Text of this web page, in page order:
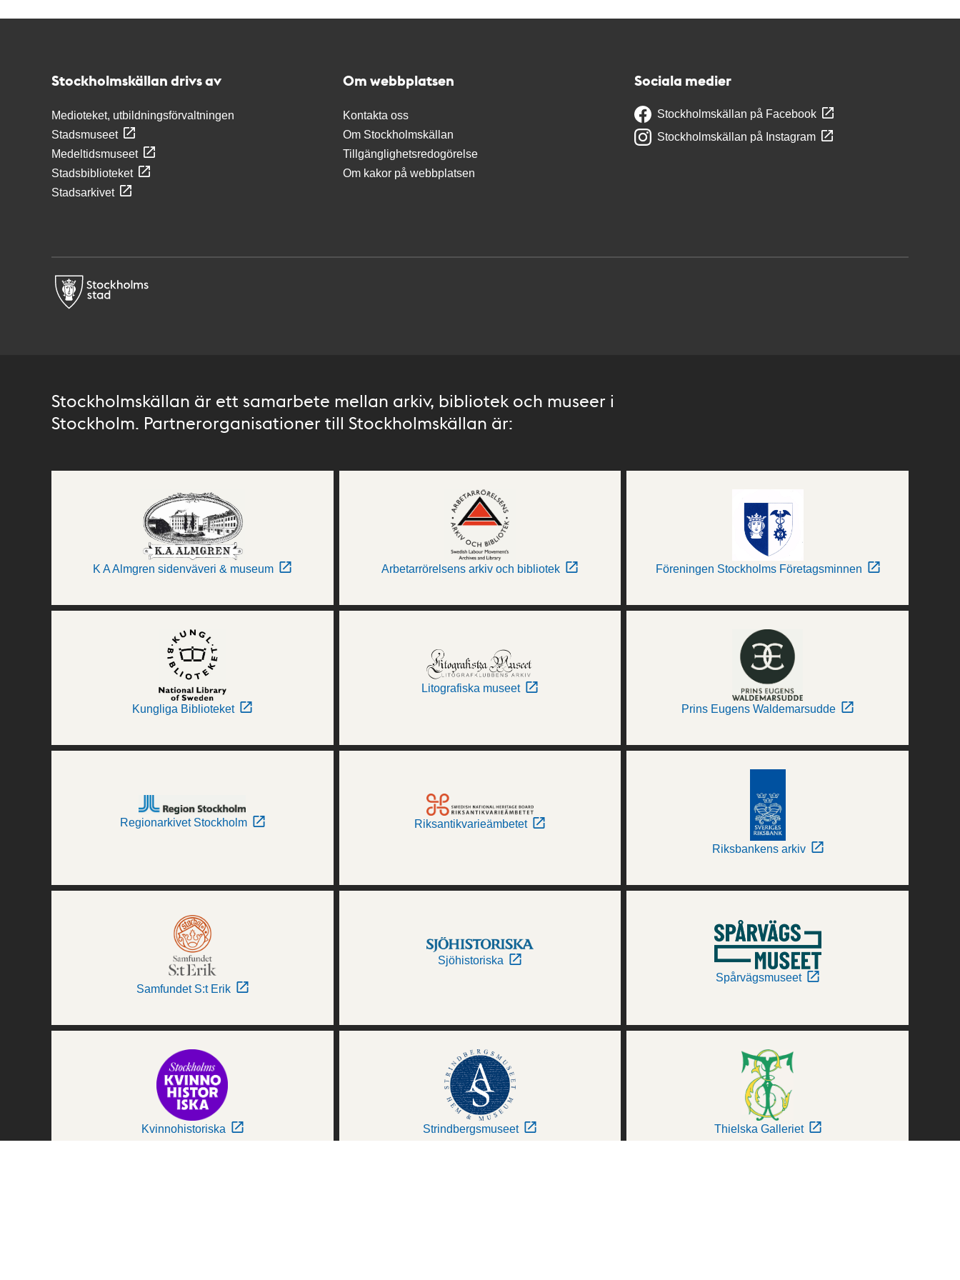
Stockholmskällan drivs av
Medioteket, utbildningsförvaltningen
Stadsmuseet
Medeltidsmuseet
Stadsbiblioteket
Stadsarkivet
Om webbplatsen
Kontakta oss
Om Stockholmskällan
Tillgänglighetsredogörelse
Om kakor på webbplatsen
Sociala medier
Stockholmskällan på Facebook
Stockholmskällan på Instagram
Stockholmskällan är ett samarbete mellan arkiv, bibliotek och museer i
Stockholm. Partnerorganisationer till Stockholmskällan är:
K A Almgren sidenväveri & museum Arbetarrörelsens arkiv och bibliotek Föreningen Stockholms Företagsminnen
Kungliga Biblioteket
Litografiska museet
Prins Eugens Waldemarsudde
Regionarkivet Stockholm Riksantikvarieämbetet
Riksbankens arkiv
Samfundet S:t Erik
Sjöhistoriska
Spårvägsmuseet
Kvinnohistoriska Strindbergsmuseet Thielska Galleriet